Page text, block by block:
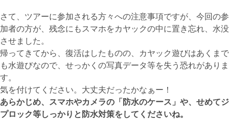
さて、ツアーに参加される方々への注意事項ですが、今回の参
加者の方が、残念にもスマホをカヤックの中に置き忘れ、水没
させました。
帰ってきてから、復活はしたものの、カヤック遊びはあくまで
も水遊びなので、せっかくの写真データ等を失う恐れがありま
す。
気を付けてください。大丈夫だったかなぁー！
あらかじめ、スマホやカメラの「防水のケース」や、せめてジ
プロック等しっかりと防水対策をしてくださいね。